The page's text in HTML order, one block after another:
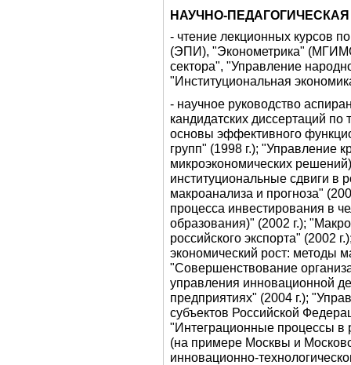
НАУЧНО-
- чтение лекционных курсов
(ЭПИ), "Эконометрика"
сектора", "Управление
"Институциональная
- научное руководство
кандидатских диссертаций
основы эффективного
групп" (1998 г.); "Управление
микроэкономических
институциональные сдвиги в
макроанализа и прогноза"
процесса инвестирования в
образования)" (2002 г.);
российского экспорта" (2002
экономический рост: методы
"Совершенствование
управления инновационной
предприятиях" (2004 г.);
субъектов Российской
"Интеграционные процессы в
(на примере Москвы и
инновационно-